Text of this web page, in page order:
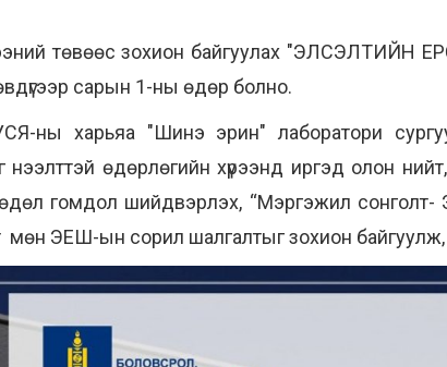
төвөөс зохион байгуулах
сарын 1-ны өдөр болно.
ны харьяа "Шинэ эрин" лаборатори
нээлттэй өдөрлөгийн хүрээнд иргэд олон
гомдол шийдвэрлэх, “Мэргэжил сонголт-
мөн ЭЕШ-ын сорил шалгалтыг зохион